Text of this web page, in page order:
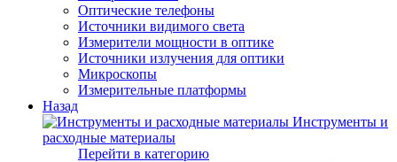
Оптические телефоны
Источники видимого света
Измерители мощности в оптике
Источники излучения для оптики
Микроскопы
Измерительные платформы
Назад
Инструменты и
расходные материалы
Перейти в категорию